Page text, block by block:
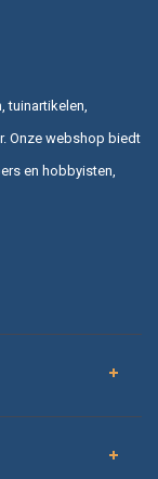
tuinartikelen,
Onze webshop biedt
en hobbyisten,